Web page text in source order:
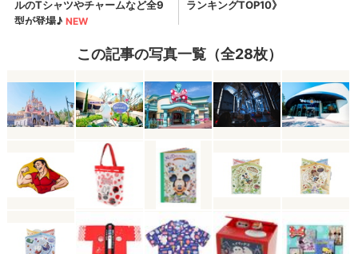
この記事の写真一覧（全28枚）